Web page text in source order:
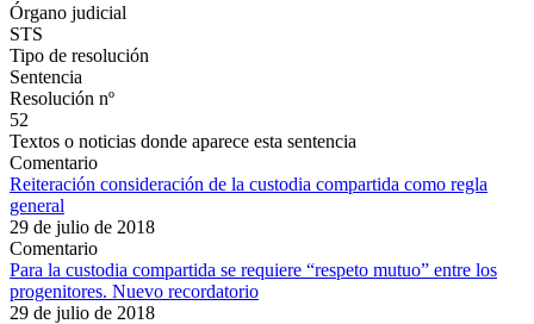
Órgano judicial
STS
Tipo de resolución
Sentencia
Resolución nº
52
Textos o noticias donde aparece esta sentencia
Comentario
Reiteración consideración de la custodia compartida como regla
general
29 de julio de 2018
Comentario
Para la custodia compartida se requiere “respeto mutuo” entre los
progenitores. Nuevo recordatorio
29 de julio de 2018